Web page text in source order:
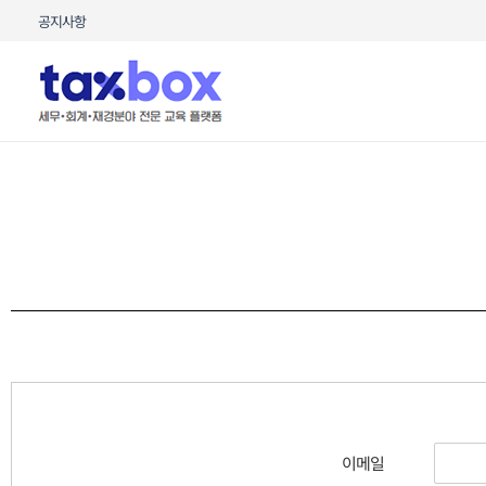
콘텐츠로공지사항
이메일